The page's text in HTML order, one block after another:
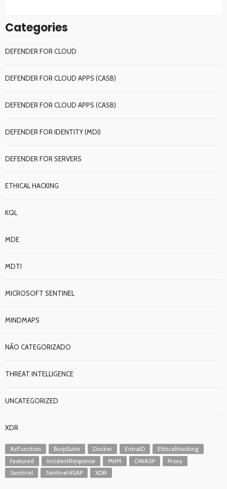
Categories
DEFENDER FOR CLOUD
DEFENDER FOR CLOUD APPS (CASB)
DEFENDER FOR CLOUD APPS (CASB)
DEFENDER FOR IDENTITY (MDI)
DEFENDER FOR SERVERS
ETHICAL HACKING
KQL
MDE
MDTI
MICROSOFT SENTINEL
MINDMAPS
NÃO CATEGORIZADO
THREAT INTELLIGENCE
UNCATEGORIZED
XDR
AzFunction BurpSuite Docker EntraID
EthicalHacking
featured
IncidentResponse MitM OWASP
Proxy
Sentinel
Sentinel4SAP XDR